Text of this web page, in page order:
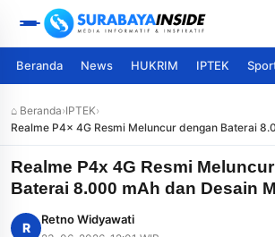
Beranda News HUKRIM IPTEK
⌂ Beranda›IPTEK›
Realme P4x 4G Resmi Meluncur dengan Baterai
Menarik
Realme P4x 4G Resmi
Baterai 8.000 mAh dan Desain
R
Retno Widyawati